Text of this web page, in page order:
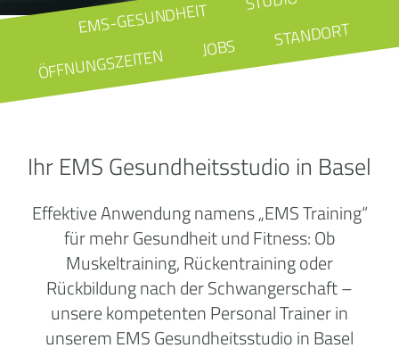
EMS-GESUNDHEIT
ÖFFNUNGSZEITEN JOBS STANDORT
Ihr EMS Gesundheitsstudio in Basel
Effektive Anwendung namens „EMS Training“
für mehr Gesundheit und Fitness: Ob
Muskeltraining, Rückentraining oder
Rückbildung nach der Schwangerschaft –
unsere kompetenten Personal Trainer in
unserem EMS Gesundheitsstudio in Basel